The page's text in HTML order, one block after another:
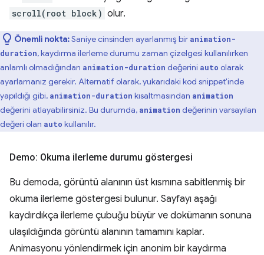
scroll(root block) olur.
Önemli nokta:Saniye cinsinden ayarlanmış bir animation-
duration, kaydırma ilerleme durumu zaman çizelgesi kullanılırken
anlamlı olmadığından animation-duration değerini auto olarak
ayarlamanız gerekir. Alternatif olarak, yukarıdaki kod snippet'inde
yapıldığı gibi, animation-duration kısaltmasından animation
değerini atlayabilirsiniz. Bu durumda, animation değerinin varsayılan
değeri olan auto kullanılır.
Demo: Okuma ilerleme durumu göstergesi
Bu demoda, görüntü alanının üst kısmına sabitlenmiş bir
okuma ilerleme göstergesi bulunur. Sayfayı aşağı
kaydırdıkça ilerleme çubuğu büyür ve dokümanın sonuna
ulaşıldığında görüntü alanının tamamını kaplar.
Animasyonu yönlendirmek için anonim bir kaydırma